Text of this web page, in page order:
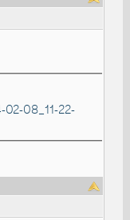
02-08_11-22-